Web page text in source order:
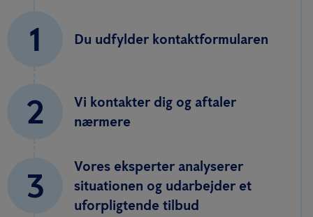
1 Du udfylder kontaktformularen
2
Vi kontakter dig og aftaler
nærmere
3
Vores eksperter analyserer
situationen og udarbejder et
uforpligtende tilbud